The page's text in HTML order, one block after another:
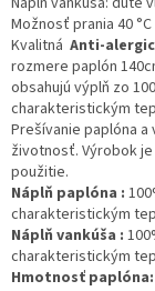
Možnosť prania 40 °C
Kvalitná Anti-
rozmere paplón
obsahujú výplň zo
charakteristickým
Prešívanie paplóna a
životnosť. Výrobok
použitie.
Náplň paplóna :
charakteristickým
Náplň vankúša :
charakteristickým
Hmotnosť paplóna: